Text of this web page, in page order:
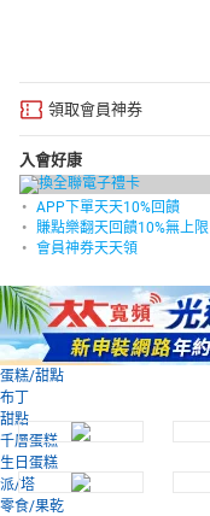
領取會員神券
入會好康
APP下單天天10%回饋
賺點樂翻天回饋10%無上限
會員神券天天領
蛋糕/甜點
布丁
甜點
千層蛋糕
生日蛋糕
派/塔
零食/果乾